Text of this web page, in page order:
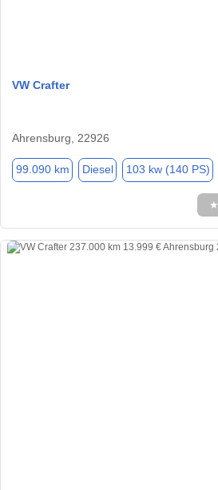
VW Crafter
Ahrensburg, 22926
99.090 km Diesel 103 kw (140 PS)
★